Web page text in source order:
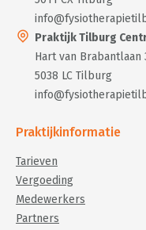
Praktijk Tilburg
Hart van Brabantlaan
5038 LC Tilburg
Praktijkinformatie
Tarieven
Vergoeding
Medewerkers
Partners